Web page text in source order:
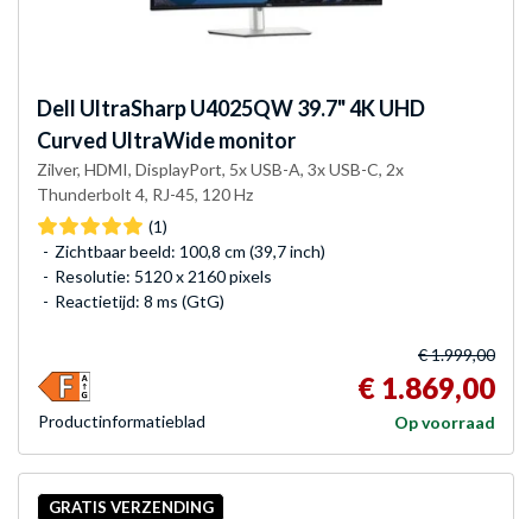
Dell UltraSharp U4025QW 39.7" 4K UHD
Curved UltraWide monitor
Zilver, HDMI, DisplayPort, 5x USB-A, 3x USB-C, 2x
Thunderbolt 4, RJ-45, 120 Hz
(1)
Zichtbaar beeld: 100,8 cm (39,7 inch)
Resolutie: 5120 x 2160 pixels
Reactietijd: 8 ms (GtG)
€ 1.999,00
€ 1.869,00
Op voorraad
Product­informatieblad
GRATIS VERZENDING